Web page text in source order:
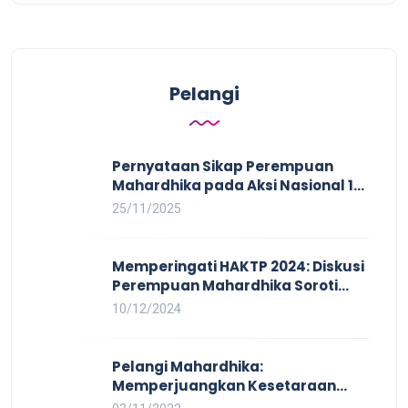
Pelangi
Pernyataan Sikap Perempuan
Mahardhika pada Aksi Nasional 16
HAKTP 2025 Kerja Layak dan Bebas
25/11/2025
Memperingati HAKTP 2024: Diskusi
Perempuan Mahardhika Soroti
Kerja Layak yang Inklusif bagi
10/12/2024
Pelangi Mahardhika:
Memperjuangkan Kesetaraan